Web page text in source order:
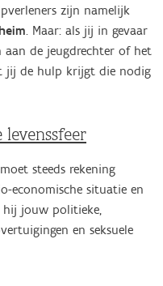
zijn namelijk
. Maar: als jij in gevaar
aan de jeugdrechter of het
jij de hulp krijgt die nodig
steeds rekening
economische situatie en
hij jouw politieke,
en seksuele